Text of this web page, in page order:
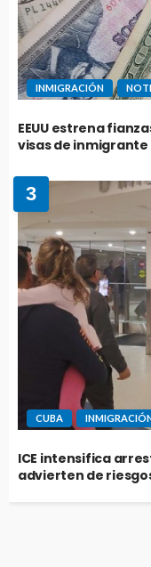
INMIGRACIÓN
EEUU estrena
visas de inmigrante
3
CUBA
ICE intensifica
advierten de